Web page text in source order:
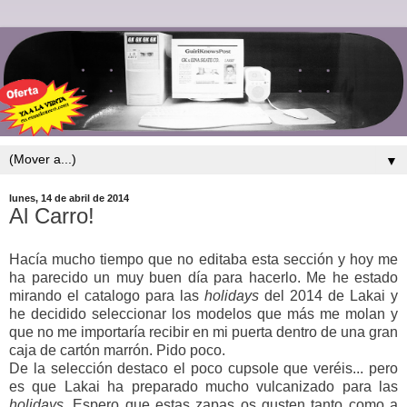
▼
lunes, 14 de abril de 2014
Al Carro!
Hacía mucho tiempo que no editaba esta sección y hoy me
ha parecido un muy buen día para hacerlo. Me he estado
mirando el catalogo para las holidays del 2014 de Lakai y
he decidido seleccionar los modelos que más me molan y
que no me importaría recibir en mi puerta dentro de una gran
caja de cartón marrón. Pido poco.
De la selección destaco el poco cupsole que veréis... pero
es que Lakai ha preparado mucho vulcanizado para las